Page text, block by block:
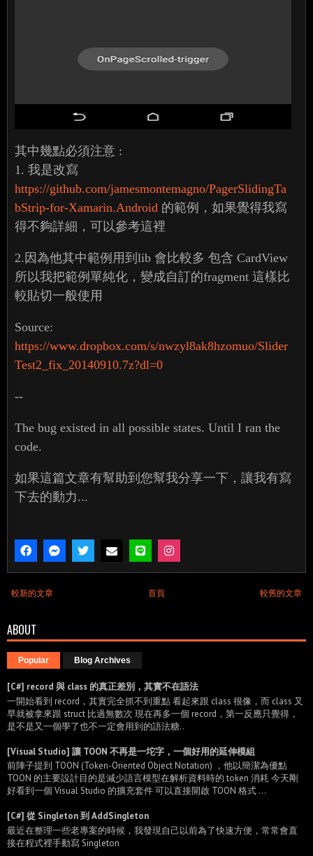
其中幾點必須注意 :
1. 我是改寫
https://github.com/jamesmontemagno/PagerSlidingTa
bStrip-for-Xamarin.Android 的範例，如果覺得我寫
得不夠詳細，可以參考這裡
2.因為他其中範例用到lib 會比較多 包含 CardView
所以我把範例單純化，變成自訂的fragment 這樣比
較貼切一般使用
Source:
https://www.dropbox.com/s/nwzyl8ak8hzomuo/Slider
Test2_fix_20140910.7z?dl=0
--
The bug existed in all possible states. Until I ran the
code.
如果這篇文章有幫助到您幫我分享一下，讓我有寫
下去的動力...
較新的文章 較舊的文章
首頁
ABOUT
Popular Blog Archives
[C#] record 與 class 的真正差別，其實不在語法
一開始看到 record，其實完全抓不到重點 看起來跟 class 很像，而 class 又
早就被拿來跟 struct 比過無數次 現在再多一個 record，第一反應只覺得，
是不是又一個學了也不一定會用到的語法糖..
[Visual Studio] 讓 TOON 不再是一坨字，一個好用的延伸模組
前陣子提到 TOON (Token-Oriented Object Notation) ，他以簡潔為優點
TOON 的主要設計目的是減少語言模型在解析資料時的 token 消耗 今天剛
好看到一個 Visual Studio 的擴充套件 可以直接開啟 TOON 格式 ...
[C#] 從 Singleton 到 AddSingleton
最近在整理一些老專案的時候，我發現自己以前為了快速方便，常常會直
接在程式裡手動寫 Singleton